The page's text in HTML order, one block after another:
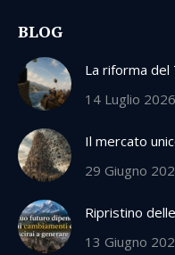
BLOG
La riforma del
14 Luglio 2026
Il mercato
29 Giugno
Ripristino
13 Giugno